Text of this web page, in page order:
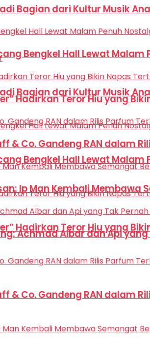
Bagian dari Kultur Musik
Bengkel Hall Lewat
Hadirkan Teror Hiu yang
& Co. Gandeng RAN dalam
Bagian dari Kultur Musik
Bengkel Hall Lewat
Hadirkan Teror Hiu yang
& Co. Gandeng RAN dalam
Ip Man Kembali Membawa
Achmad Albar dan Api